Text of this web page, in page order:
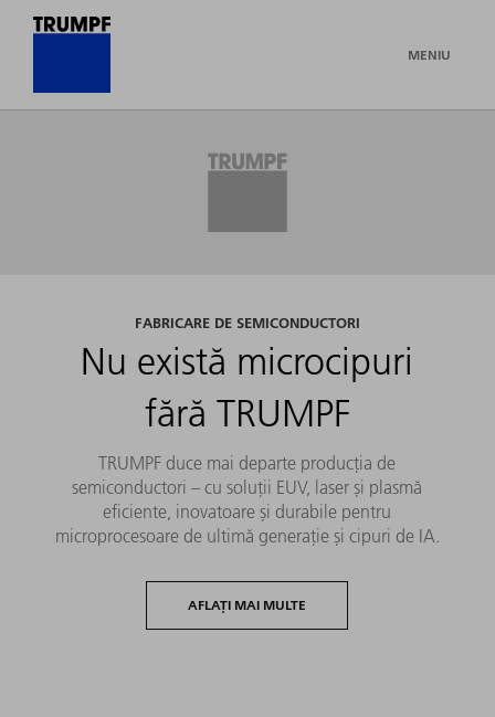
MENIU
FABRICARE DE SEMICONDUCTORI
Nu există microcipuri
fără TRUMPF
TRUMPF duce mai departe producția de
semiconductori – cu soluții EUV, laser și plasmă
eficiente, inovatoare și durabile pentru
microprocesoare de ultimă generație și cipuri de IA.
AFLAȚI MAI MULTE